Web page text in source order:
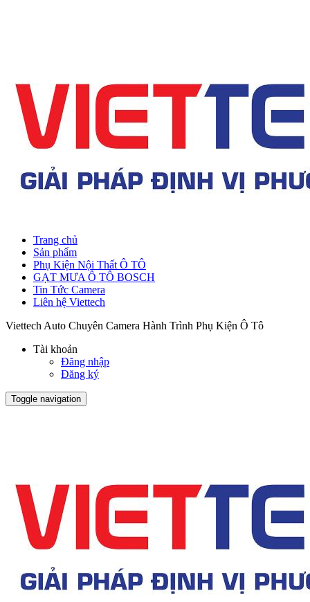
Trang chủ
Sản phẩm
Phụ Kiện Nội Thất Ô TÔ
GẠT MƯA Ô TÔ BOSCH
Tin Tức Camera
Liên hệ Viettech
Viettech Auto Chuyên Camera Hành Trình Phụ Kiện Ô Tô
Tài khoản
Đăng nhập
Đăng ký
Toggle navigation